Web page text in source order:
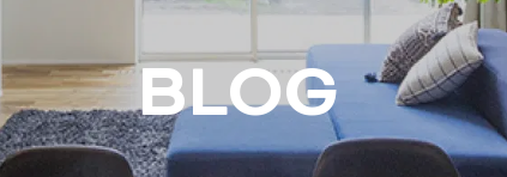
BLOG